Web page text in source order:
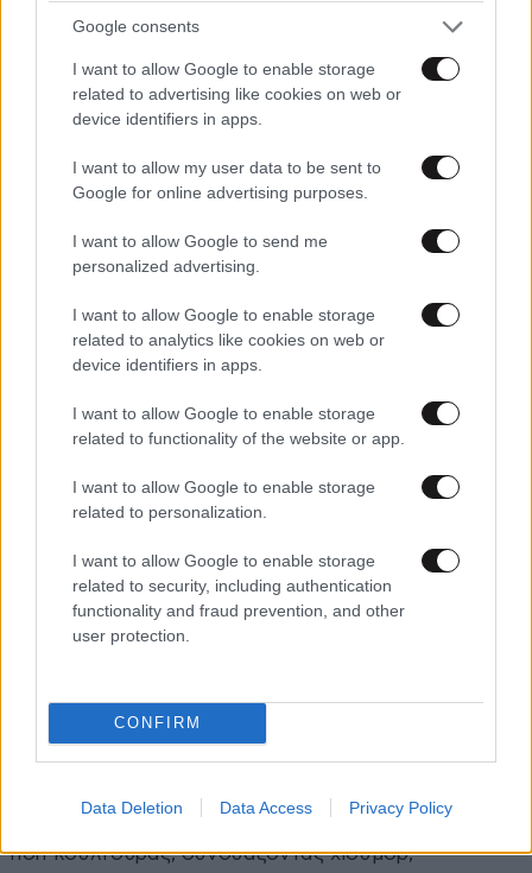
Google consents
I want to allow Google to enable storage
related to advertising like cookies on web or
device identifiers in apps.
I want to allow my user data to be sent to
Google for online advertising purposes.
I want to allow Google to send me
personalized advertising.
I want to allow Google to enable storage
related to analytics like cookies on web or
device identifiers in apps.
I want to allow Google to enable storage
related to functionality of the website or app.
I want to allow Google to enable storage
related to personalization.
I want to allow Google to enable storage
related to security, including authentication
functionality and fraud prevention, and other
user protection.
CONFIRM
Data Deletion Data Access Privacy Policy
: Γίνεται η λήψη της εμβληματικής φωτογραφίας
«Το κορίτσι της Nαπάλμ», που θα μείνει στην Ιστορία
ως ένα από τα πιο συγκλονιστικά σύμβολα της
, που θα γίνει κλασικό φαινόμενο της
ποπ κουλτούρας, συνδυάζοντας χιούμορ,